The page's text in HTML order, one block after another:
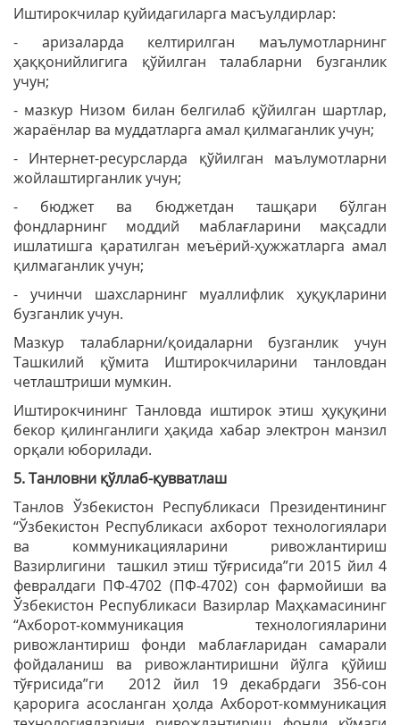
Иштирокчилар қуйидагиларга масъулдирлар:
- аризаларда келтирилган маълумотларнинг
ҳаққонийлигига қўйилган талабларни бузганлик
учун;
- мазкур Низом билан белгилаб қўйилган шартлар,
жараёнлар ва муддатларга амал қилмаганлик учун;
- Интернет-ресурсларда қўйилган маълумотларни
жойлаштирганлик учун;
- бюджет ва бюджетдан ташқари бўлган
фондларнинг моддий маблағларини мақсадли
ишлатишга қаратилган меъёрий-ҳужжатларга амал
қилмаганлик учун;
- учинчи шахсларнинг муаллифлик ҳуқуқларини
бузганлик учун.
Мазкур талабларни/қоидаларни бузганлик учун
Ташкилий қўмита Иштирокчиларини танловдан
четлаштриши мумкин.
Иштирокчининг Танловда иштирок этиш ҳуқуқини
бекор қилинганлиги ҳақида хабар электрон манзил
орқали юборилади.
5. Танловни қўллаб-қувватлаш
Танлов Ўзбекистон Республикаси Президентининг
“Ўзбекистон Республикаси ахборот технологиялари
ва коммуникацияларини ривожлантириш
Вазирлигини ташкил этиш тўғрисида”ги 2015 йил 4
февралдаги ПФ-4702 (ПФ-4702) сон фармойиши ва
Ўзбекистон Республикаси Вазирлар Маҳкамасининг
“Ахборот-коммуникация технологияларини
ривожлантириш фонди маблағларидан самарали
фойдаланиш ва ривожлантиришни йўлга қўйиш
тўғрисида”ги 2012 йил 19 декабрдаги 356-сон
қарорига асосланган ҳолда Ахборот-коммуникация